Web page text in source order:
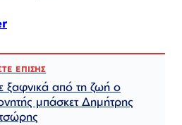
ΕΠΙΣΗΣ
ξαφνικά από τη ζωή ο
μπάσκετ Δημήτρης